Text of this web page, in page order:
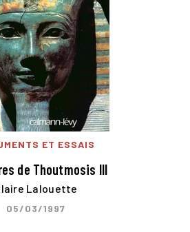
ET ESSAIS
de Thoutmosis III
Lalouette
05/03/1997